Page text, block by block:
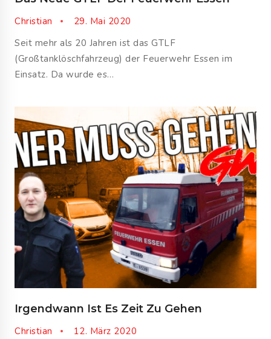
Christian
29. Mai 2020
Seit mehr als 20 Jahren ist das GTLF
(Großtanklöschfahrzeug) der Feuerwehr Essen im
Einsatz. Da wurde es…
Irgendwann Ist Es Zeit Zu Gehen
Christian
12. März 2020